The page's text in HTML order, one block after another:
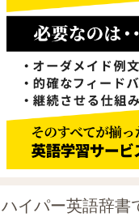
ハイパー英語辞書